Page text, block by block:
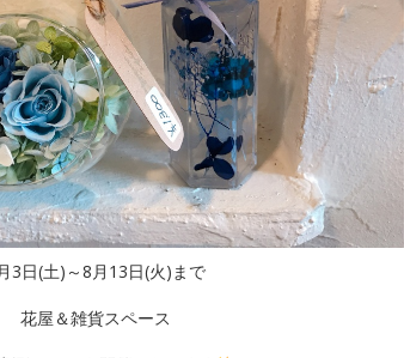
3日(土)～8月13日(火)まで
花屋＆雑貨スペース